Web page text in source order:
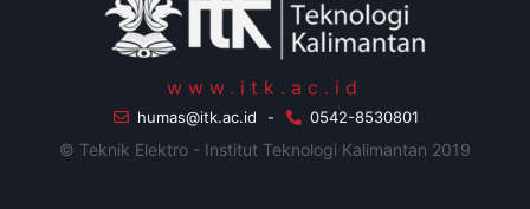
www.itk.ac.id
humas@itk.ac.id - 0542-8530801
© Teknik Elektro - Institut Teknologi Kalimantan 2019